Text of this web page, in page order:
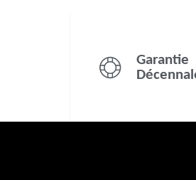
Garantie